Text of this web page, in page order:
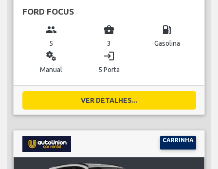
FORD FOCUS
group
5
business_center
3
local_gas_station
Gasolina
miscellaneous_services
Manual
login
5 Porta
VER DETALHES...
CARRINHA